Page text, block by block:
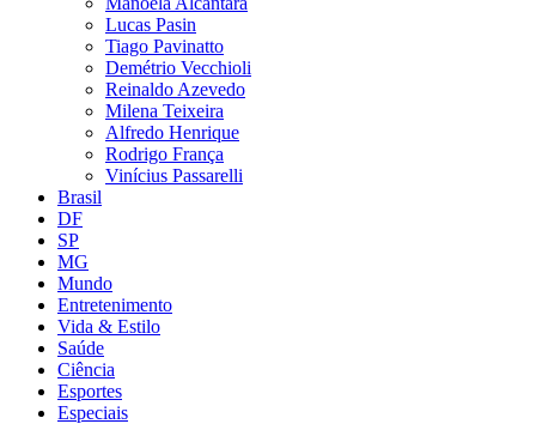
Lucas Pasin
Tiago Pavinatto
Demétrio Vecchioli
Reinaldo Azevedo
Milena Teixeira
Alfredo Henrique
Rodrigo França
Vinícius Passarelli
Brasil
DF
SP
MG
Mundo
Entretenimento
Vida & Estilo
Saúde
Ciência
Esportes
Especiais